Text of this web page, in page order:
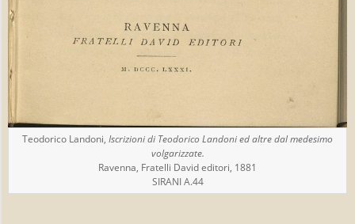
Teodorico Landoni, Iscrizioni di Teodorico Landoni ed altre dal medesimo
volgarizzate.
Ravenna, Fratelli David editori, 1881
SIRANI A.44